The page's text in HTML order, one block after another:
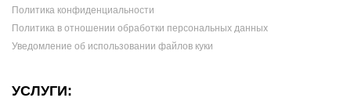
Политика конфиденциальности
Политика в отношении обработки персональных данных
Уведомление об использовании файлов куки
УСЛУГИ: